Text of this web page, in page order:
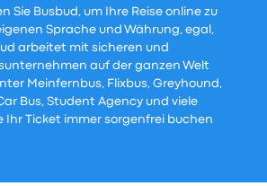
Sie Busbud, um Ihre Reise online zu
Sprache und Währung, egal,
arbeitet mit sicheren und
auf der ganzen Welt
Meinfernbus, Flixbus, Greyhound,
Bus, Student Agency und viele
Ihr Ticket immer sorgenfrei buchen